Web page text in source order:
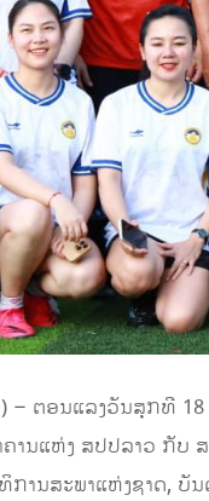
– ຕອນແລງວັນສຸກທີ 18
ານແຫ່ງ ສປປລາວ ກັບ
ການສະພາແຫ່ງຊາດ, ບັ